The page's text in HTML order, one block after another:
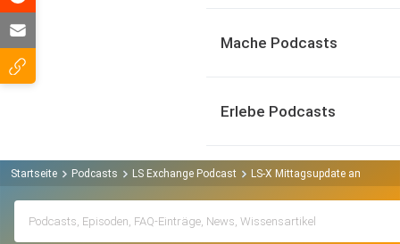
Mache Podcasts
Erlebe Podcasts
Startseite Podcasts LS Exchange Podcast LS-X Mittagsupdate am